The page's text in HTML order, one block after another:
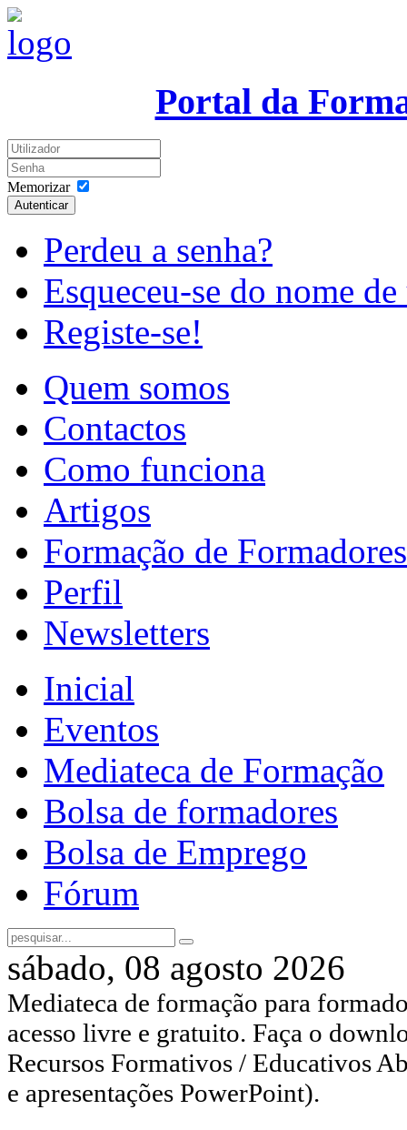
Portal da
Memorizar
Autenticar
Perdeu a senha?
Esqueceu-se do nome
Registe-se!
Quem somos
Contactos
Como funciona
Artigos
Formação de Formadores
Perfil
Newsletters
Inicial
Eventos
Mediateca de Formação
Bolsa de formadores
Bolsa de Emprego
Fórum
sábado, 08 agosto 2026
Mediateca de formação para
acesso livre e gratuito. Faça o
Recursos Formativos / Educativos
e apresentações PowerPoint).